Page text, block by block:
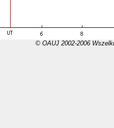
© OAUJ 2002-2006